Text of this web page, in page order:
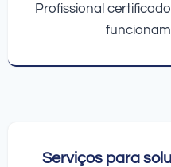
Profissional
Serviços para